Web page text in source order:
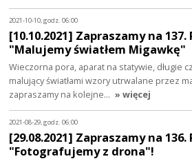
2021-10-10, godz. 06:00
[10.10.2021] Zapraszamy na
"Malujemy światłem Migawkę"
Wieczorna pora, aparat na statywie, długie
malujący światłami wzory utrwalane przez
zapraszamy na kolejne… » więcej
2021-08-29, godz. 06:00
[29.08.2021] Zapraszamy na
"Fotografujemy z drona"!